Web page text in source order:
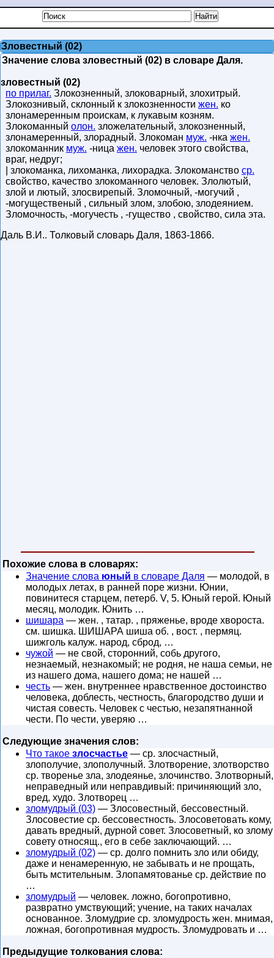
Зловестный (02)
Значение слова зловестный (02) в словаре Даля.
зловестный (02)
по прилаг. Злокозненный, злоковарный, злохитрый.
Злокознивый, склонный к злокозненности жен. ко
злонамеренным проискам, к лукавым козням.
Злокоманный олон. зложелательный, злокозненный,
злонамеренный, злорадный. Злокоман муж. -нка жен.
злокоманник муж. -ница жен. человек этого свойства,
враг, недруг;
| злокоманка, лихоманка, лихорадка. Злокоманство ср.
свойство, качество злокоманного человек. Злолютый,
злой и лютый, злосвирепый. Зломочный, -могучий ,
-могущественый , сильный злом, злобою, злодеянием.
Зломочность, -могучесть , -гущество , свойство, сила эта.
Даль В.И.. Толковый словарь Даля, 1863-1866.
Похожие слова в словарях:
Значение слова юный в словаре Даля — молодой, в
молодых летах, в ранней поре жизни. Юнии,
повинитеся старцем, петерб. V, 5. Юный герой. Юный
месяц, молодик. Юнить …
шишара — жен. , татар. , пряженье, вроде хвороста.
см. шишка. ШИШАРА шиша об. , вост. , пермяц.
шижголь калуж. народ, сброд, …
чужой — не свой, сторонний, собь другого,
незнаемый, незнакомый; не родня, не наша семьи, не
из нашего дома, нашего дома; не нашей …
честь — жен. внутреннее нравственное достоинство
человека, доблесть, честность, благородство души и
чистая совесть. Человек с честью, незапятнанной
чести. По чести, уверяю …
Следующие значения слов:
Что такое злосчастье — ср. злосчастный,
злополучие, злополучный. Злотворение, злотворство
ср. творенье зла, злодеянье, злочинство. Злотворный,
неправедный или неправдивый: причиняющий зло,
вред, худо. Злотворец …
зломудрый (03) — Злосовестный, бессовестный.
Злосовестие ср. бессовестность. Злосоветовать кому,
давать вредный, дурной совет. Злосоветный, ко злому
совету относящ., его в себе заключающий. …
зломудрый (02) — ср. долго помнить зло или обиду,
даже и ненамеренную, не забывать и не прощать,
быть мстительным. Злопамятованье ср. действие по
…
зломудрый — человек. ложно, богопротивно,
развратно умствующий; учение, на таких началах
основанное. Зломудрие ср. зломудрость жен. мнимая,
ложная, богопротивная мудрость. Зломудровать и …
Предыдущие толкования слова: